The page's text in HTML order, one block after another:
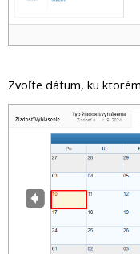
Zvoľte dátum, ku